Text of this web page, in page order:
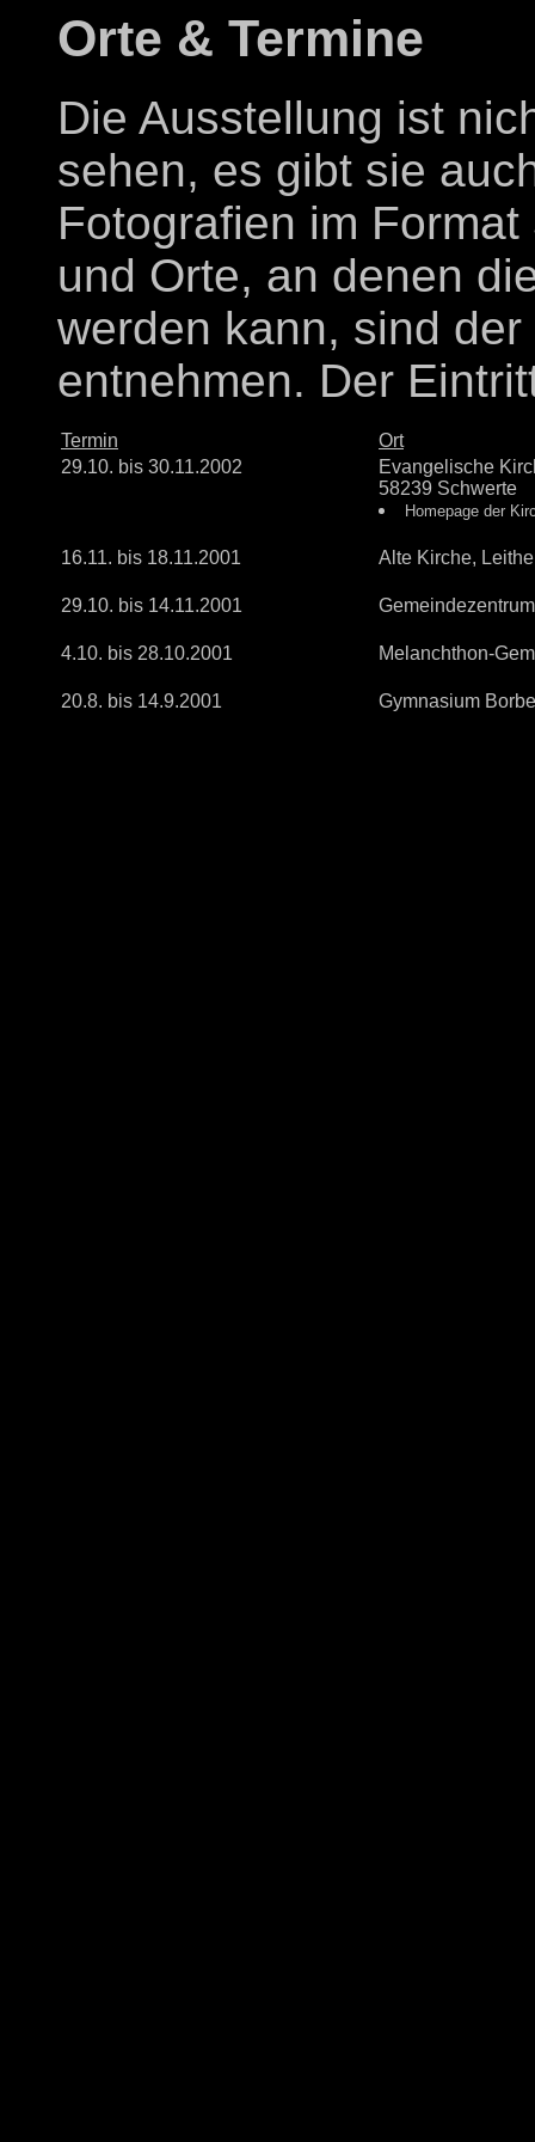
Orte & Termine
Die Ausstellung ist
sehen, es gibt sie
Fotografien im
und Orte, an denen
werden kann, sind
entnehmen. Der
Termin
Ort
29.10. bis 30.11.2002
Evangelische
58239 Schwerte
Homepage der
16.11. bis 18.11.2001 Alte Kirche,
29.10. bis 14.11.2001
4.10. bis 28.10.2001 Melanchthon-
20.8. bis 14.9.2001 Gymnasium